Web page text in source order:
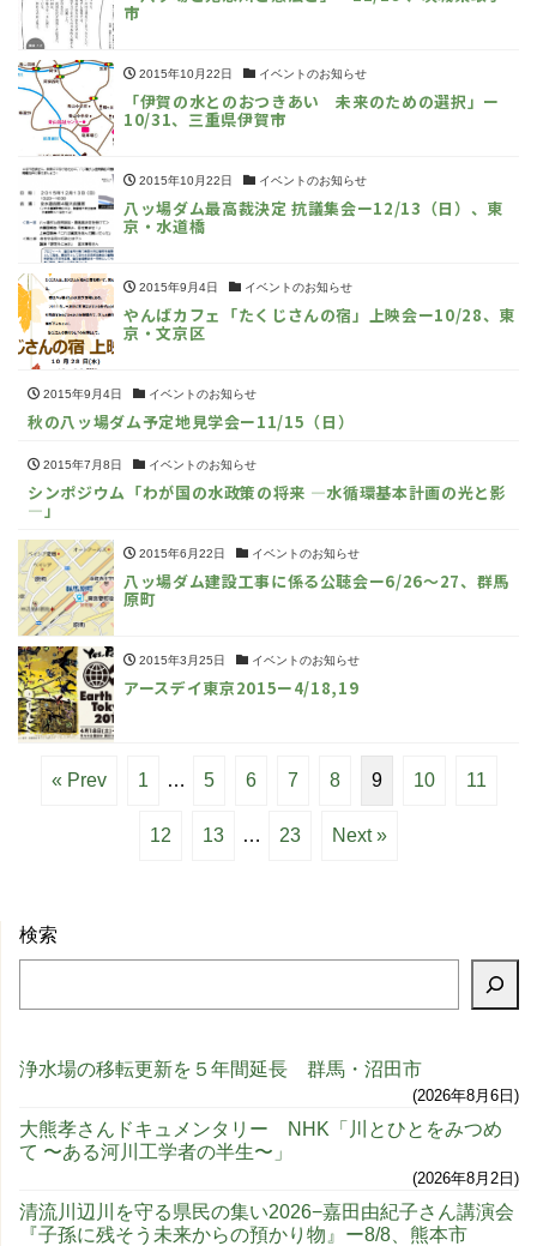
市
2015年10月22日 イベントのお知らせ
「伊賀の水とのおつきあい 未来のための選択」ー
10/31、三重県伊賀市
2015年10月22日 イベントのお知らせ
八ッ場ダム最高裁決定 抗議集会ー12/13（日）、東
京・水道橋
2015年9月4日 イベントのお知らせ
やんばカフェ「たくじさんの宿」上映会ー10/28、東
京・文京区
2015年9月4日 イベントのお知らせ
秋の八ッ場ダム予定地見学会ー11/15（日）
2015年7月8日 イベントのお知らせ
シンポジウム「わが国の水政策の将来 ―水循環基本計画の光と影
―」
2015年6月22日 イベントのお知らせ
八ッ場ダム建設工事に係る公聴会ー6/26～27、群馬
原町
2015年3月25日 イベントのお知らせ
アースデイ東京2015ー4/18,19
« Prev 1 … 5 6 7 8 9 10 11
12 13 … 23 Next »
検索
浄水場の移転更新を５年間延長 群馬・沼田市
2026年8月6日
大熊孝さんドキュメンタリー NHK「川とひとをみつめ
て 〜ある河川工学者の半生〜」
2026年8月2日
清流川辺川を守る県民の集い2026−嘉田由紀子さん講演会
『子孫に残そう未来からの預かり物』ー8/8、熊本市